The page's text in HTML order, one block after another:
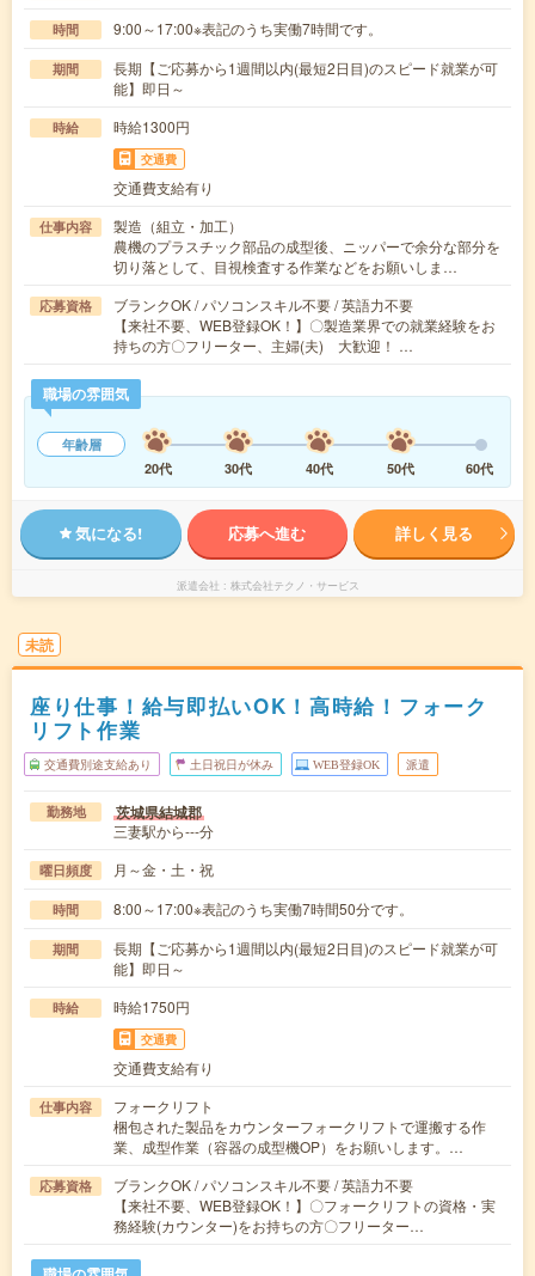
時間 9:00～17:00※表記のうち実働7時間です。
期間
長期【ご応募から1週間以内(最短2日目)のスピード就業が可
能】即日～
時給 時給1300円
交通費
交通費支給有り
仕事内容
製造（組立・加工）
農機のプラスチック部品の成型後、ニッパーで余分な部分を
切り落として、目視検査する作業などをお願いしま…
応募資格
ブランクOK / パソコンスキル不要 / 英語力不要
【来社不要、WEB登録OK！】〇製造業界での就業経験をお
持ちの方〇フリーター、主婦(夫) 大歓迎！ …
職場の雰囲気
年齢層
20代
30代 40代 50代 60代
気になる! 応募へ進む 詳しく見る
派遣会社 株式会社テクノ・サービス
未読
座り仕事！給与即払いOK！高時給！フォーク
リフト作業
交通費別途支給あり 土日祝日が休み WEB登録OK 派遣
勤務地 茨城県結城郡
三妻駅から---分
曜日頻度 月～金・土・祝
時間 8:00～17:00※表記のうち実働7時間50分です。
期間
長期【ご応募から1週間以内(最短2日目)のスピード就業が可
能】即日～
時給 時給1750円
交通費
交通費支給有り
仕事内容
フォークリフト
梱包された製品をカウンターフォークリフトで運搬する作
業、成型作業（容器の成型機OP）をお願いします。…
応募資格
ブランクOK / パソコンスキル不要 / 英語力不要
【来社不要、WEB登録OK！】〇フォークリフトの資格・実
務経験(カウンター)をお持ちの方〇フリーター…